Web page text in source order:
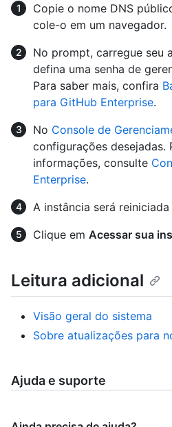
Copie o nome DNS
cole-o em um navegador.
No prompt, carregue seu
defina uma senha de
Para saber mais, confira
para GitHub Enterprise.
No Console de
configurações desejadas.
informações, consulte
Enterprise.
A instância será
Clique em Acessar sua
Leitura adicional
Visão geral do sistema
Sobre atualizações para
Ajuda e suporte